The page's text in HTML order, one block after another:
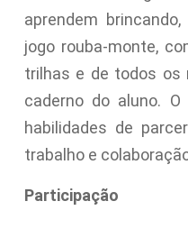
aprendem
jogo rouba-monte,
trilhas e de todos os
caderno do aluno.
habilidades de
trabalho e
Participação